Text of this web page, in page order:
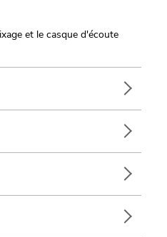
et le casque d'écoute